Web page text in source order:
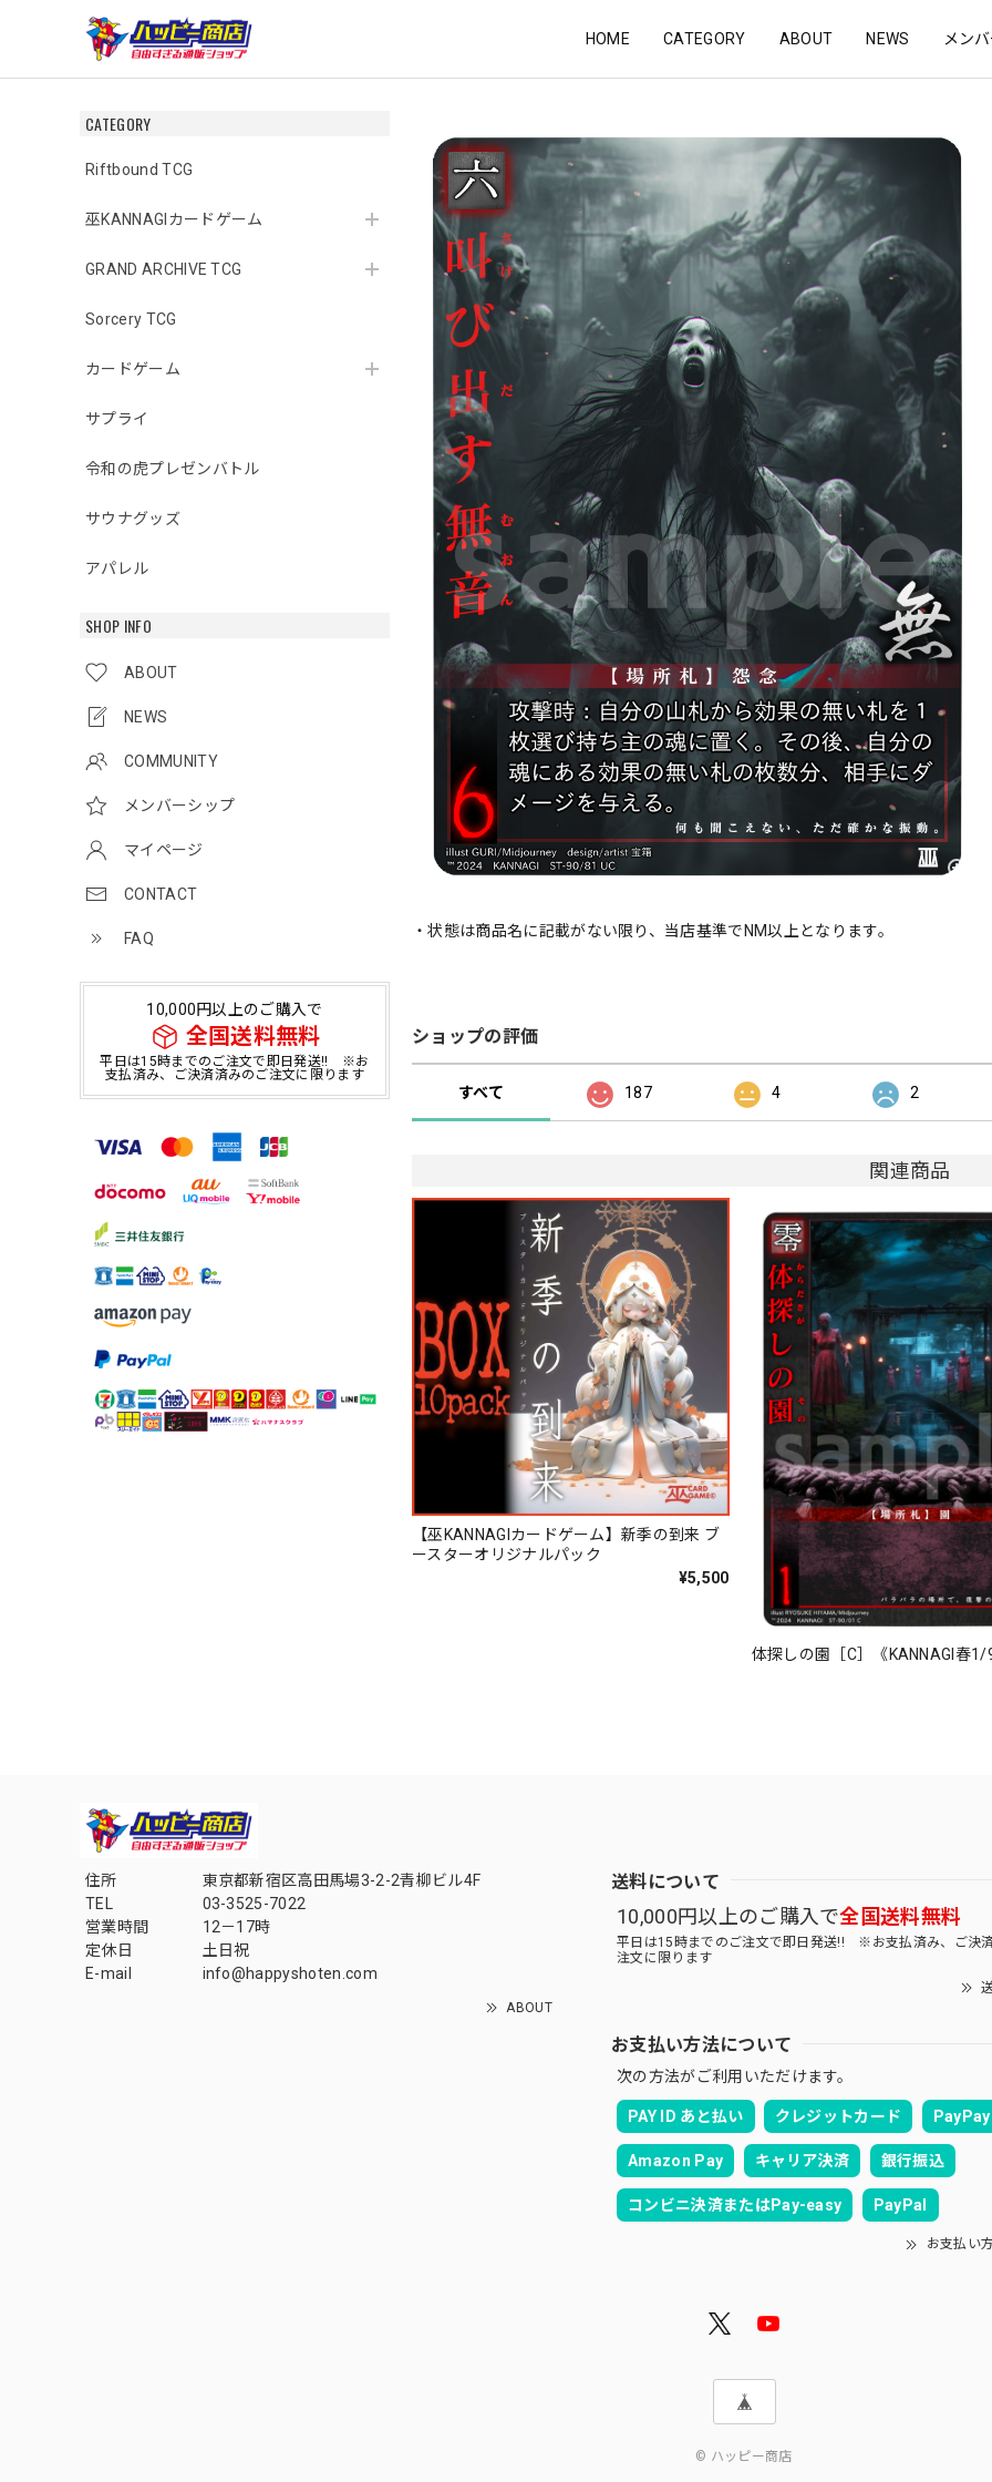
HOME CATEGORY ABOUT NEWS メン
CATEGORY
Riftbound TCG
巫KANNAGIカードゲーム
GRAND ARCHIVE TCG
Sorcery TCG
カードゲーム
サプライ
令和の虎プレゼンバトル
サウナグッズ
アパレル
SHOP INFO
ABOUT
NEWS
COMMUNITY
メンバーシップ
マイページ
CONTACT
FAQ
10,000円以上のご購入で
全国送料無料
平日は15時までのご注文で即日発送!! ※お
支払済み、ご決済済みのご注文に限ります
・状態は商品名に記載がない限り、当店基準でNM以上となります。
ショップの評価
すべて 187 4 2
関連商品
【巫KANNAGIカードゲーム】新季の到来 ブ
ースターオリジナルパック
¥5,500
体探しの園［C］《KANNAGI春1/
住所
東京都新宿区高田馬場3-2-2青柳ビル4F
TEL
03-3525-7022
営業時間
12－17時
定休日
土日祝
E-mail
info@happyshoten.com
ABOUT
送料について
10,000円以上のご購入で全国送料無料
平日は15時までのご注文で即日発送!! ※お支払済み、ご決
注文に限ります
お支払い方法について
次の方法がご利用いただけます。
PAY ID あと払い クレジットカード PayPay
Amazon Pay キャリア決済 銀行振込
コンビニ決済またはPay-easy PayPal
お支払い
© ハッピー商店